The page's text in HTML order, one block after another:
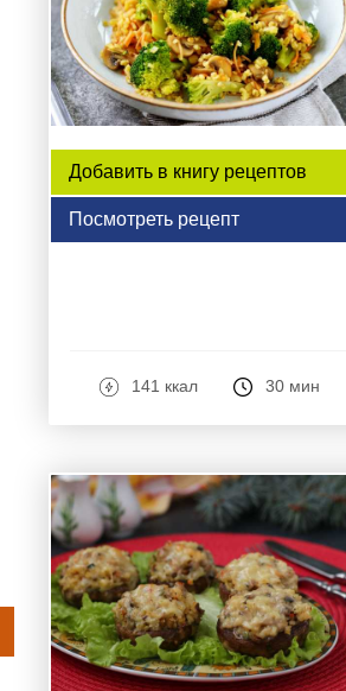
Добавить в книгу рецептов
Посмотреть рецепт
141 ккал 30 мин